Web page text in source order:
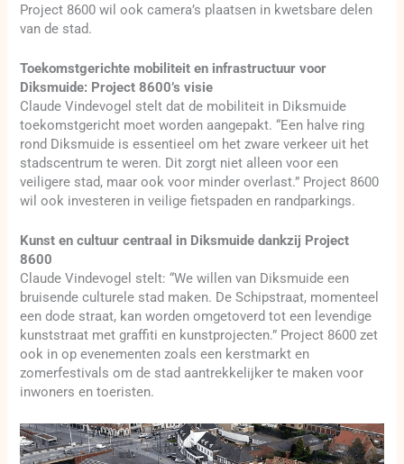
Project 8600 wil ook camera’s plaatsen in kwetsbare delen
van de stad.
Toekomstgerichte mobiliteit en infrastructuur voor
Diksmuide: Project 8600’s visie
Claude Vindevogel stelt dat de mobiliteit in Diksmuide
toekomstgericht moet worden aangepakt. “Een halve ring
rond Diksmuide is essentieel om het zware verkeer uit het
stadscentrum te weren. Dit zorgt niet alleen voor een
veiligere stad, maar ook voor minder overlast.” Project 8600
wil ook investeren in veilige fietspaden en randparkings.
Kunst en cultuur centraal in Diksmuide dankzij Project
8600
Claude Vindevogel stelt: “We willen van Diksmuide een
bruisende culturele stad maken. De Schipstraat, momenteel
een dode straat, kan worden omgetoverd tot een levendige
kunststraat met graffiti en kunstprojecten.” Project 8600 zet
ook in op evenementen zoals een kerstmarkt en
zomerfestivals om de stad aantrekkelijker te maken voor
inwoners en toeristen.